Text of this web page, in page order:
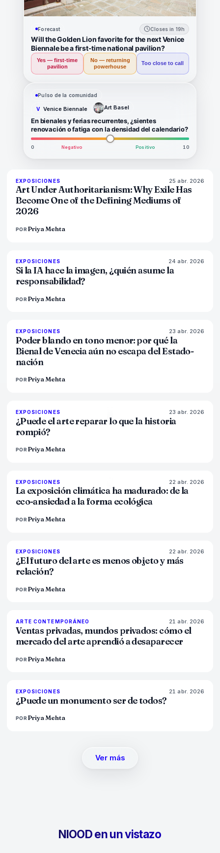
Forecast Closes in 19h
Will the Golden Lion favorite for the next Venice
Biennale be a first-time national pavilion?
Yes — first-time
pavilion
No — returning
powerhouse
Too close to call
Pulso de la comunidad
V Venice Biennale Art Basel
En bienales y ferias recurrentes, ¿sientes
renovación o fatiga con la densidad del calendario?
0 Negativo Positivo 10
77% 64
EXPOSICIONES 25 abr. 2026
Art Under Authoritarianism: Why Exile Has
Become One of the Defining Mediums of
2026
POR Priya Mehta
76% 69
EXPOSICIONES 24 abr. 2026
Si la IA hace la imagen, ¿quién asume la
responsabilidad?
POR Priya Mehta
78% 88
EXPOSICIONES 23 abr. 2026
Poder blando en tono menor: por qué la
Bienal de Venecia aún no escapa del Estado-
nación
POR Priya Mehta
79% 56
EXPOSICIONES 23 abr. 2026
¿Puede el arte reparar lo que la historia
rompió?
POR Priya Mehta
74% 44
EXPOSICIONES 22 abr. 2026
La exposición climática ha madurado: de la
eco-ansiedad a la forma ecológica
POR Priya Mehta
80% 117
EXPOSICIONES 22 abr. 2026
¿El futuro del arte es menos objeto y más
relación?
POR Priya Mehta
72% 52
ARTE CONTEMPORÁNEO 21 abr. 2026
Ventas privadas, mundos privados: cómo el
mercado del arte aprendió a desaparecer
POR Priya Mehta
77% 45
EXPOSICIONES 21 abr. 2026
¿Puede un monumento ser de todos?
POR Priya Mehta
Ver más
NIOOD en un vistazo